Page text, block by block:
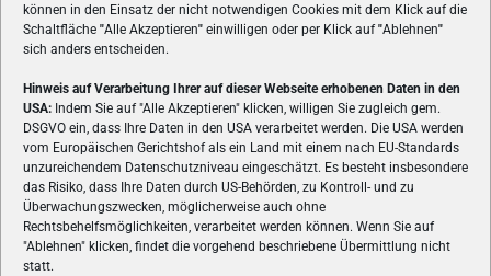
können in den Einsatz der nicht notwendigen Cookies mit dem Klick auf die
Schaltfläche "Alle Akzeptieren" einwilligen oder per Klick auf"Ablehnen"
sich anders entscheiden.
Hinweis auf Verarbeitung Ihrer auf dieser Webseite erhobenen Daten in den
USA: Indem Sie auf "Alle Akzeptieren" klicken, willigen Sie zugleich gem.
DSGVO ein, dass Ihre Daten in den USA verarbeitet werden. Die USA werden
vom Europäischen Gerichtshof als ein Land mit einem nach EU-Standards
unzureichendem Datenschutzniveau eingeschätzt. Es besteht insbesondere
das Risiko, dass Ihre Daten durch US-Behörden, zu Kontroll- und zu
Überwachungszwecken, möglicherweise auch ohne
Rechtsbehelfsmöglichkeiten, verarbeitet werden können. Wenn Sie auf
"Ablehnen" klicken, findet die vorgehend beschriebene Übermittlung nicht
statt.
ÜBER UNS
VON GAMERN, FÜR GAMER! Gamers.at ist das älteste Online-
Spielemagazin Österreichs und bringt täglich aktuelle News,
Reviews und Videos zu PC- und Konsolenspielen, Gaming-
Hardware und aus der Welt des e-Sport's.